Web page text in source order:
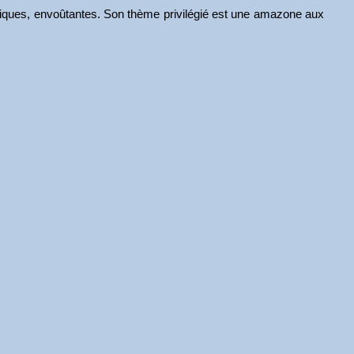
envoûtantes. Son thème privilégié est une amazone aux